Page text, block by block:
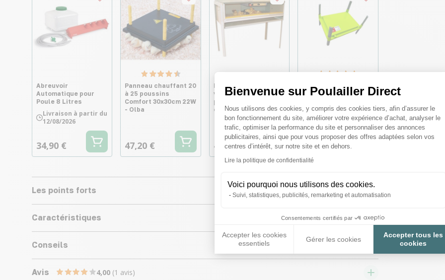
Bienvenue sur Poulailler Direct
Plateforme de Gestion du
Nous utilisons des cookies, y compris des cookies tiers, afin d’assurer le
bon fonctionnement du site, améliorer votre expérience d’achat, analyser le
trafic, optimiser la performance du site et personnaliser des annonces
publicitaires, ainsi que pour vous proposer des offres adaptées selon vos
centres d’intérêt, sur notre site et en dehors.
Lire la politique de confidentialité
Voici pourquoi nous utilisons des cookies.
Suivi, statistiques, publicités, remarketing et automatisation
Consentements certifiés par
Accepter les cookies
essentiels
Gérer les cookies
Accepter tous les
cookies
Axeptio consent
Abreuvoir
Automatique pour
Poule 8 Litres
Livraison à partir du
12/08/2026
34,90 €
Panneau chauffant 20
à 25 poussins
Comfort 30x30cm 22W
- Olba
47,20 €
Eleveuse artificielle
volailles semi-
professionnelle tout
équipée - FIEM
409,90 €
Panneau chauffant 20
à 25 poussins Caleo
River Systems
39,90 €
Les points forts
Caractéristiques
Conseils
Avis 4,00 (1 avis)